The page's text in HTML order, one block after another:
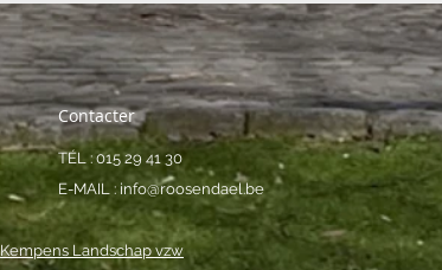
Contacter
Kempens Landschap vzw
TÉL : 015 29 41 30
E-MAIL : info@roosendael.be